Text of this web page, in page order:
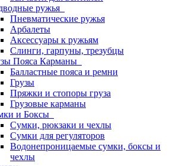
ружья
Пневматические ружья
Арбалеты
Аксессуары к ружьям
Слинги, гарпуны, трезубцы
Пояса Карманы
Балластные пояса и ремни
Грузы
Пряжки и стопоры груза
Грузовые карманы
и Боксы
Сумки, рюкзаки и чехлы
Сумки для регуляторов
Водонепроницаемые сумки, боксы и
чехлы